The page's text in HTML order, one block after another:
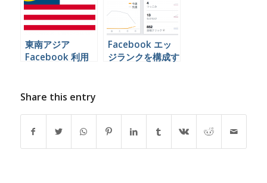
東南アジア
Facebook 利用
Facebook エッ
ジランクを構成す
Share this entry